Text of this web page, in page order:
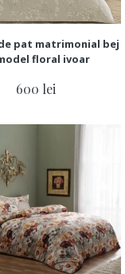
pat matrimonial bej
floral ivoar
600 lei